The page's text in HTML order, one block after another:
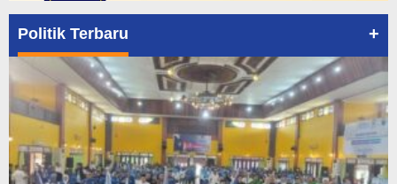
Politik Terbaru +